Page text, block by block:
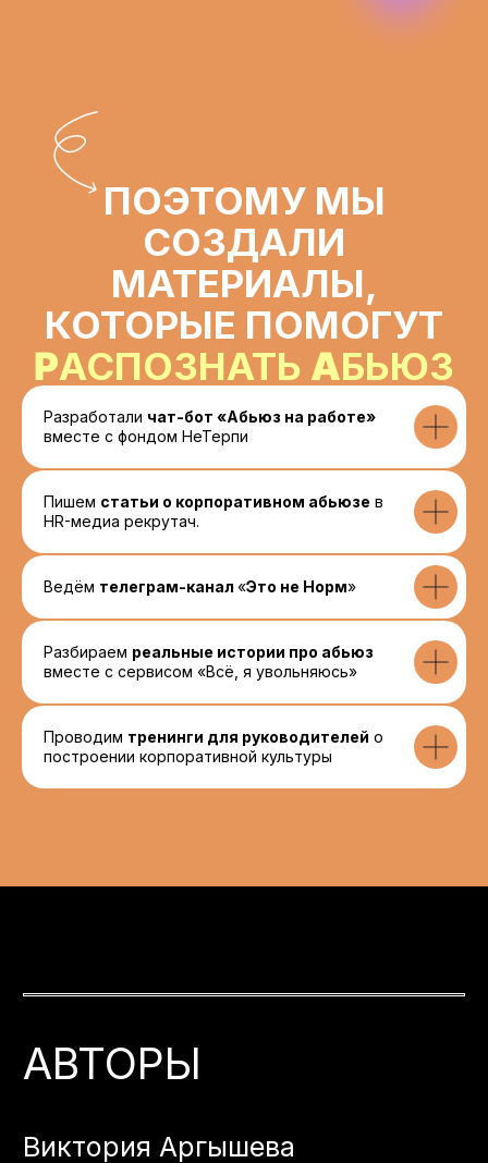
Разработали чат-бот «Абьюз на работе»‎
вместе с фондом НеТерпи
Пишем статьи о корпоративном абьюзе в
HR-медиа рекрутач.
Ведём телеграм-канал «Это не Норм»
Разбираем реальные истории про абьюз
вместе с сервисом «Всё, я увольняюсь»
Проводим тренинги для руководителей о
построении корпоративной культуры
Психодемия
Онлайн-школа
психологических
профессий
Психологические, юридические и
карьерные консультации
Всё, я увольняюсь!
Сервис всесторонней поддержки тех,
кто увольняется или увольняет
Образовательное бюро
«Розетка»
Профессиональное сообщество
образованцев